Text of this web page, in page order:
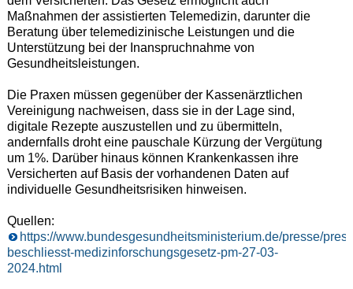
Maßnahmen der assistierten Telemedizin, darunter die
Beratung über telemedizinische Leistungen und die
Unterstützung bei der Inanspruchnahme von
Gesundheitsleistungen.
Die Praxen müssen gegenüber der Kassenärztlichen
Vereinigung nachweisen, dass sie in der Lage sind,
digitale Rezepte auszustellen und zu übermitteln,
andernfalls droht eine pauschale Kürzung der Vergütung
um 1%. Darüber hinaus können Krankenkassen ihre
Versicherten auf Basis der vorhandenen Daten auf
individuelle Gesundheitsrisiken hinweisen.
Quellen:
https://www.bundesgesundheitsministerium.de/presse/
beschliesst-medizinforschungsgesetz-pm-27-03-
2024.html